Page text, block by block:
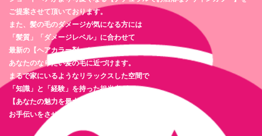
ご提案させて頂いております。
また、髪の毛のダメージが気になる方には
「髪質」「ダメージレベル」に合わせて
最新の【ヘアカラー剤・トリートメント剤】を使用し
あなたのなりたい髪の毛に近づけます。
まるで家にいるようなリラックスした空間で
「知識」と「経験」を持った担当者が
【あなたの魅力を最大限に引き出す】
お手伝いをさせて頂きます。